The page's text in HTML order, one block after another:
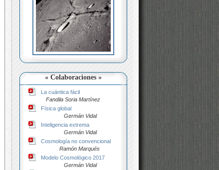
« Colaboraciones »
La cuántica fácil
Fandila Soria Martínez
Física global
Germán Vidal
Inteligencia extrema
Germán Vidal
Cosmología no convencional
Ramón Marqués
Modelo Cosmológico 2017
Germán Vidal